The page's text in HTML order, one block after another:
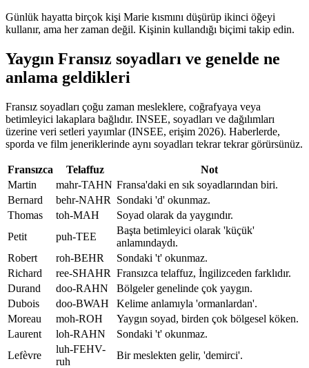
Günlük hayatta birçok kişi Marie kısmını düşürüp ikinci öğeyi
kullanır, ama her zaman değil. Kişinin kullandığı biçimi takip edin.
Yaygın Fransız soyadları ve genelde ne
anlama geldikleri
Fransız soyadları çoğu zaman mesleklere, coğrafyaya veya
betimleyici lakaplara bağlıdır. INSEE, soyadları ve dağılımları
üzerine veri setleri yayımlar (INSEE, erişim 2026). Haberlerde,
sporda ve film jeneriklerinde aynı soyadları tekrar tekrar görürsünüz.
Fransızca Telaffuz
Not
Martin
mahr-TAHN Fransa'daki en sık soyadlarından biri.
Bernard
behr-NAHR
Sondaki 'd' okunmaz.
Thomas
toh-MAH
Soyad olarak da yaygındır.
Petit
puh-TEE
Başta betimleyici olarak 'küçük'
anlamındaydı.
Robert
roh-BEHR
Sondaki 't' okunmaz.
Richard
ree-SHAHR Fransızca telaffuz, İngilizceden farklıdır.
Durand
doo-RAHN
Bölgeler genelinde çok yaygın.
Dubois
doo-BWAH
Kelime anlamıyla 'ormanlardan'.
Moreau
moh-ROH
Yaygın soyad, birden çok bölgesel köken.
Laurent
loh-RAHN
Sondaki 't' okunmaz.
Lefèvre
luh-FEHV-
ruh
Bir meslekten gelir, 'demirci'.